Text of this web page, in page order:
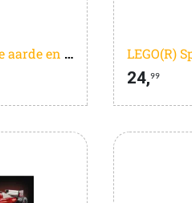
LEGO Technic De aarde en de maan in beweging - 42179
24,99